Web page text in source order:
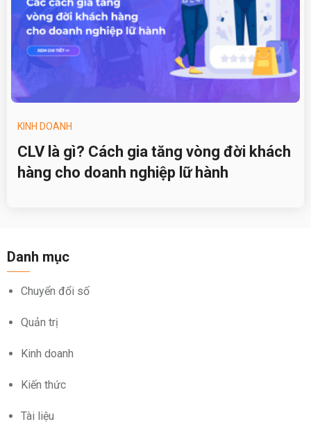
KINH DOANH
CLV là gì? Cách gia tăng vòng đời khách
hàng cho doanh nghiệp lữ hành
Danh mục
Chuyển đổi số
Quản trị
Kinh doanh
Kiến thức
Tài liệu